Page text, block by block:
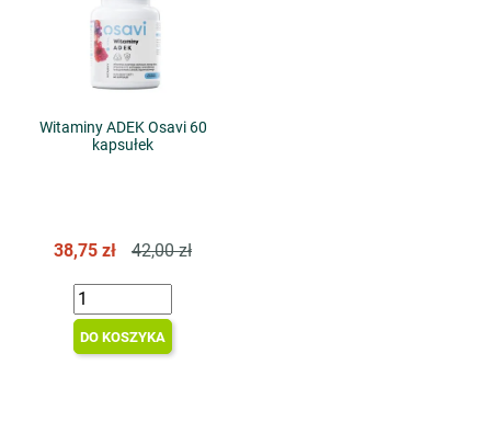
Witaminy ADEK Osavi 60
kapsułek
38,75 zł 42,00 zł
DO KOSZYKA